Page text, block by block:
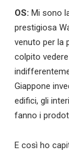
OS: Mi sono
prestigiosa
venuto per la
colpito
Giappone
edifici, gli
fanno i
E così ho